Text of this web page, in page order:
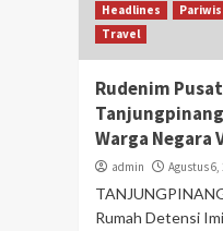
Headlines
Travel
Rudenim Pusat
Warga Negara
admin Agustus 6,
Rumah Detensi